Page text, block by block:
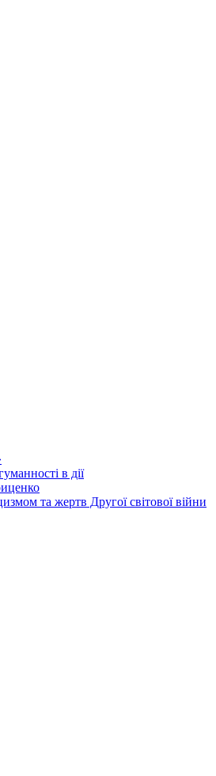
в дії
та жертв Другої світової війни